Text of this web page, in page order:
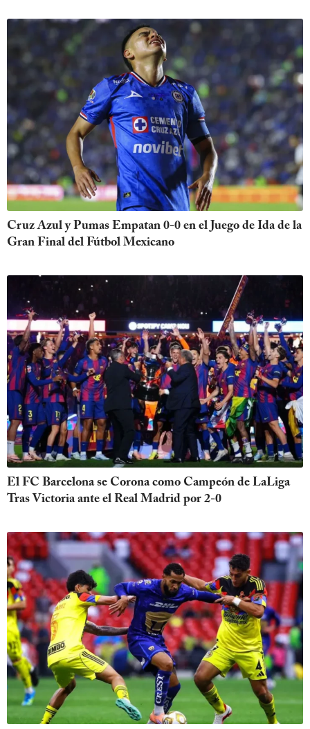
Cruz Azul y Pumas Empatan 0-0 en el Juego de Ida de la
Gran Final del Fútbol Mexicano
El FC Barcelona se Corona como Campeón de LaLiga
Tras Victoria ante el Real Madrid por 2-0